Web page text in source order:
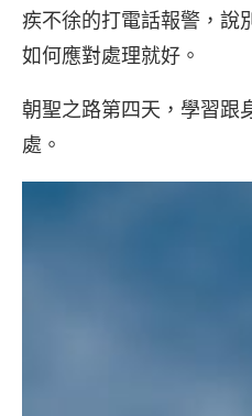
疾不徐的打電話報警，說
如何應對處理就好。
朝聖之路第四天，學習跟
處。